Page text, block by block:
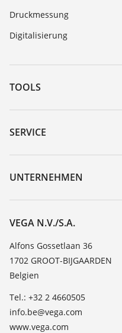
Druckmessung
Digitalisierung
TOOLS
Download-Center
Gerätesuche (Seriennummer)
DTM Collection/PACTware
SERVICE
Geräterücksendung
Trainings
TeamViewer
UNTERNEHMEN
Über VEGA
Kontakt
News
Presse
Blog
VEGA N.V./S.A.
Alfons Gossetlaan 36
1702 GROOT-BIJGAARDEN
Belgien
Tel.: +32 2 4660505
info.be@vega.com
www.vega.com